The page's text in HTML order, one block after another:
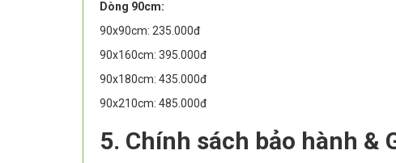
Dòng 90cm:
90x90cm: 235.000đ
90x160cm: 395.000đ
90x180cm: 435.000đ
90x210cm: 485.000đ
5. Chính sách bảo hành &